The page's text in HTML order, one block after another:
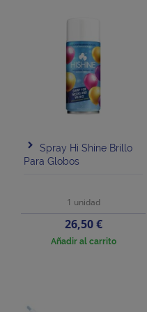
Spray Hi Shine Brillo
Para Globos
1 unidad
Precio
26,50 €
Añadir al carrito